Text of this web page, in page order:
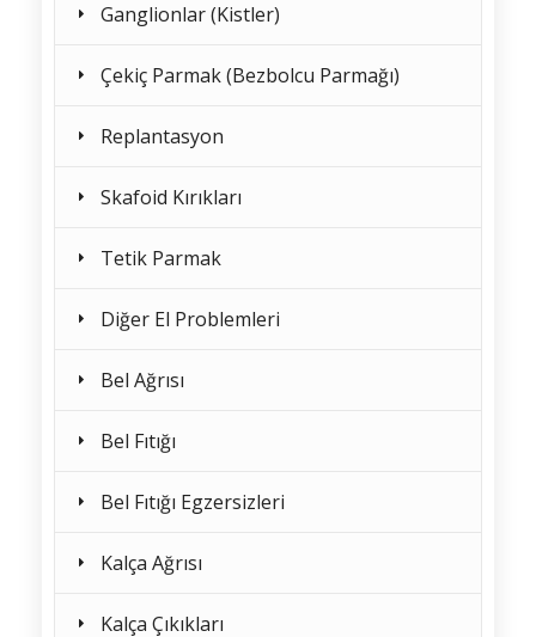
Ganglionlar (Kistler)
Çekiç Parmak (Bezbolcu Parmağı)
Replantasyon
Skafoid Kırıkları
Tetik Parmak
Diğer El Problemleri
Bel Ağrısı
Bel Fıtığı
Bel Fıtığı Egzersizleri
Kalça Ağrısı
Kalça Çıkıkları